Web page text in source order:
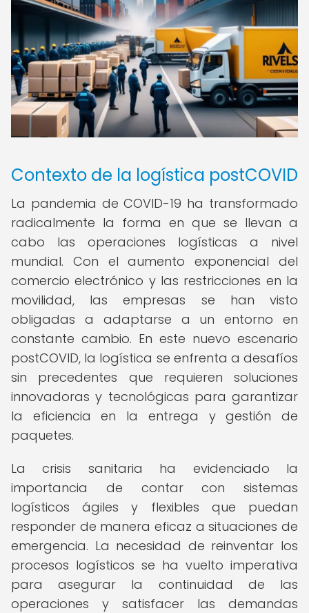
Contexto de la logística postCOVID
La pandemia de COVID-19 ha transformado
radicalmente la forma en que se llevan a
cabo las operaciones logísticas a nivel
mundial. Con el aumento exponencial del
comercio electrónico y las restricciones en la
movilidad, las empresas se han visto
obligadas a adaptarse a un entorno en
constante cambio. En este nuevo escenario
postCOVID, la logística se enfrenta a desafíos
sin precedentes que requieren soluciones
innovadoras y tecnológicas para garantizar
la eficiencia en la entrega y gestión de
paquetes.
La crisis sanitaria ha evidenciado la
importancia de contar con sistemas
logísticos ágiles y flexibles que puedan
responder de manera eficaz a situaciones de
emergencia. La necesidad de reinventar los
procesos logísticos se ha vuelto imperativa
para asegurar la continuidad de las
operaciones y satisfacer las demandas